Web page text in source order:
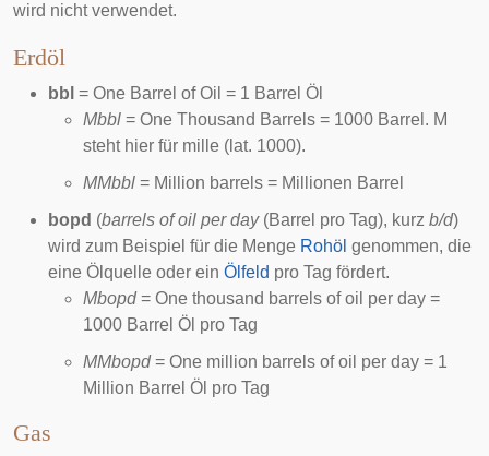
wird nicht verwendet.
Erdöl
bbl = One Barrel of Oil = 1 Barrel Öl
Mbbl = One Thousand Barrels = 1000 Barrel. M
steht hier für mille (lat. 1000).
MMbbl = Million barrels = Millionen Barrel
bopd (barrels of oil per day(Barrel pro Tag), kurz b/d)
wird zum Beispiel für die Menge Rohöl genommen, die
eine Ölquelle oder ein Ölfeld pro Tag fördert.
Mbopd= One thousand barrels of oil per day =
1000 Barrel Öl pro Tag
MMbopd= One million barrels of oil per day = 1
Million Barrel Öl pro Tag
Gas